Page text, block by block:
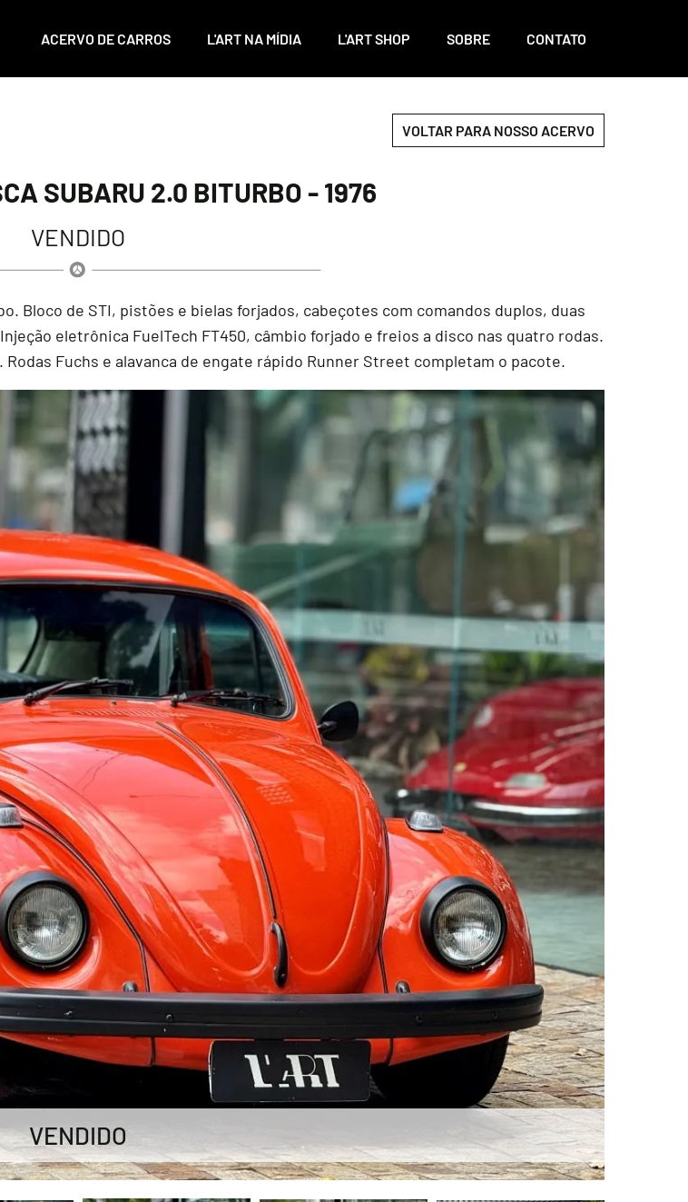
ACERVO DE CARROS L'ART NA MÍDIA L'ART SHOP SOBRE CONTATO
VOLTAR PARA NOSSO ACERVO
SUBARU 2.0 BITURBO - 1976
VENDIDO
Bloco de STI, pistões e bielas forjados, cabeçotes com comandos duplos, duas
eletrônica FuelTech FT450, câmbio forjado e freios a disco nas quatro rodas.
Fuchs e alavanca de engate rápido Runner Street completam o pacote.
VENDIDO